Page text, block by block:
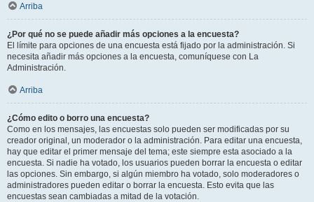
Arriba
¿Por qué no se puede añadir más opciones a la encuesta?
El límite para opciones de una encuesta está fijado por la administración. Si
necesita añadir más opciones a la encuesta, comuníquese con La
Administración.
Arriba
¿Cómo edito o borro una encuesta?
Como en los mensajes, las encuestas solo pueden ser modificadas por su
creador original, un moderador o la administración. Para editar una encuesta,
hay que editar el primer mensaje del tema; este siempre esta asociado a la
encuesta. Si nadie ha votado, los usuarios pueden borrar la encuesta o editar
las opciones. Sin embargo, si algún miembro ha votado, solo moderadores o
administradores pueden editar o borrar la encuesta. Esto evita que las
encuestas sean cambiadas a mitad de la votación.